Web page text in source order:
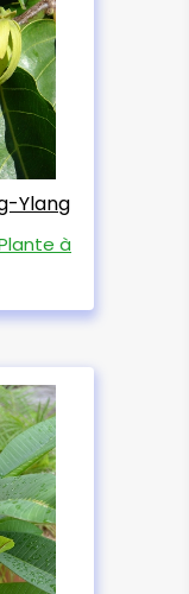
Ylang
à